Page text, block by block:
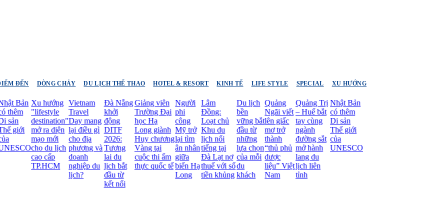
ĐẾN DÒNG CHẢY DU LỊCH THỂ THAO HOTEL & RESORT KINH TẾ LIFE STYLE SPECIAL XU HƯỚNG
Xu hướng
"lifestyle
destination"
mở ra diện
mạo mới
cho du lịch
cao cấp
TP.HCM
Vietnam
Travel
Day mang
lại điều gì
cho địa
phương và
doanh
nghiệp du
lịch?
Đà Nẵng
khởi
động
DITF
2026:
Tương
lai du
lịch bắt
đầu từ
kết nối
Giảng viên
Trường Đại
học Hạ
Long giành
Huy chương
Vàng tại
cuộc thi ẩm
thực quốc tế
Người
phi
công
Mỹ trở
lại tìm
ân nhân
giữa
biển Hạ
Long
Lâm
Đồng:
Loạt chủ
Khu du
lịch nổi
tiếng tại
Đà Lạt nợ
thuế với số
tiền khủng
Du lịch
vững bắt
đầu từ
những
lựa chọn
của mỗi
du
khách
Quảng
Ngãi viết
lên giấc
mơ trở
thành
“thủ phủ
dược
liệu” Việt
Nam
Quảng Trị
– Huế bắt
tay cùng
ngành
đường sắt
mở hành
lang du
lịch liên
Nhật Bản
có thêm
Di sản
Thế giới
của
UNESCO